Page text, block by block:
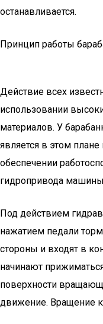
останавливается.
Принцип работы
Действие всех
использовании
материалов. У
является в этом
обеспечении
гидропривода
Под действием
нажатием педали
стороны и входят в
начинают
поверхности
движение. Вращение